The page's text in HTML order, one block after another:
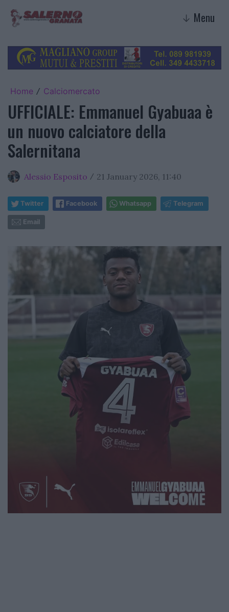
↓ Menu
Home / Calciomercato
UFFICIALE: Emmanuel Gyabuaa è
un nuovo calciatore della
Salernitana
Alessio Esposito / 21 January 2026, 11:40
Twitter Facebook Whatsapp Telegram
Email